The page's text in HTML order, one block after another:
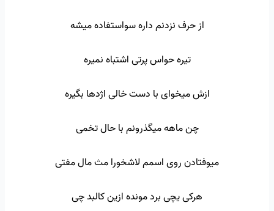
از حرف نزدنم داره سواستفاده میشه
تیره حواس پرتی اشتباه نمیره
ازش میخوای با دست خالی اژدها بگیره
چن ماهه میگذرونم با حال تخمی
میوفتادن روی اسمم لاشخورا مث مال مفتی
هرکی یچی برد مونده ازین کالبد چی